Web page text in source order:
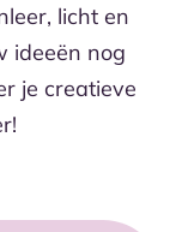
licht en
ideeën nog
je creatieve